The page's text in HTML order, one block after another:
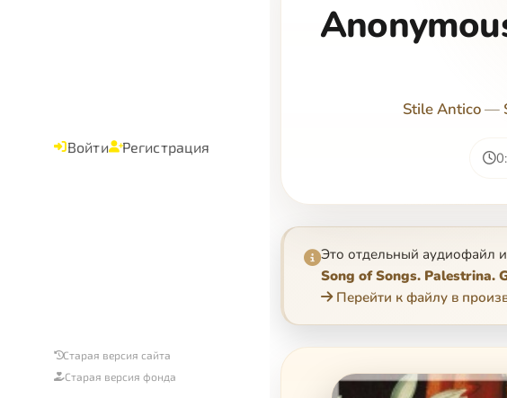
Войти Регистрация
Старая версия сайта
Старая версия фонда
Stile Antico—
Это отдельный аудиофайл
Song of Songs. Palestrina.
Перейти к файлу в